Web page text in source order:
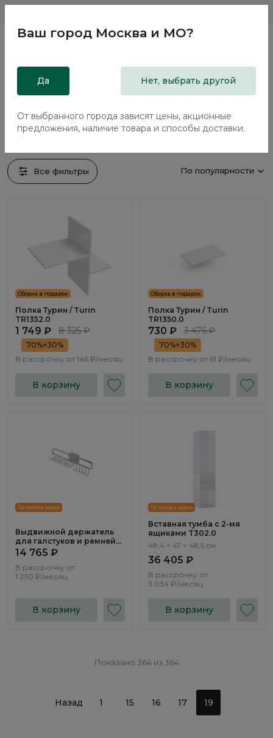
Главная Комплектующие для мебели
364 предмета
Все фильтры По популярности
Сборка в подарок
Полка Турин / Turin
TR1352.0
1 749 ₽ 8 325 ₽
70%+30%
В рассрочку от 146 ₽/месяц
В корзину
Сборка в подарок
Полка Турин / Turin
TR1350.0
730 ₽ 3 476 ₽
70%+30%
В рассрочку от 61 ₽/месяц
В корзину
Осталось мало
Выдвижной держатель
для галстуков и ремней
0773
14 765 ₽
В рассрочку от
1 230 ₽/месяц
В корзину
Осталось мало
Вставная тумба c 2-мя
ящиками T302.0
48,4 × 47 × 48,5 см
36 405 ₽
В рассрочку от
3 034 ₽/месяц
В корзину
Показано 364 из 364
Назад 1 15 16 17 19
Ваш город Москва и МО?
Да Нет, выбрать другой
От выбранного города зависят цены, акционные
предложения, наличие товара и способы доставки.